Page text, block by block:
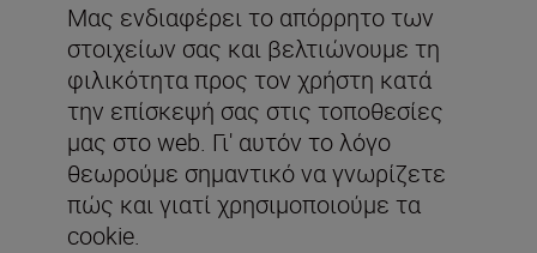
Μας ενδιαφέρει το απόρρητο των
στοιχείων σας και βελτιώνουμε τη
φιλικότητα προς τον χρήστη κατά
την επίσκεψή σας στις τοποθεσίες
μας στο web. Γι' αυτόν το λόγο
θεωρούμε σημαντικό να γνωρίζετε
πώς και γιατί χρησιμοποιούμε τα
cookie.